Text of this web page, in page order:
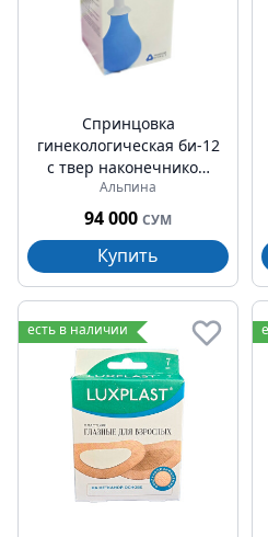
Спринцовка
гинекологическая би-12
с твер наконечником
(224мл)
Альпина
94 000 СУМ
Купить
есть в наличии